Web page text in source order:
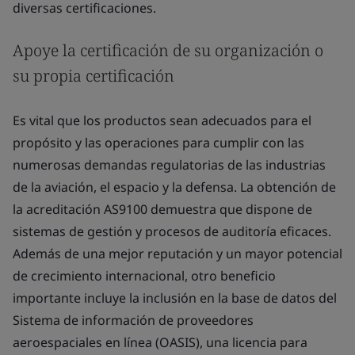
diversas certificaciones.
Apoye la certificación de su organización o
su propia certificación
Es vital que los productos sean adecuados para el
propósito y las operaciones para cumplir con las
numerosas demandas regulatorias de las industrias
de la aviación, el espacio y la defensa. La obtención de
la acreditación AS9100 demuestra que dispone de
sistemas de gestión y procesos de auditoría eficaces.
Además de una mejor reputación y un mayor potencial
de crecimiento internacional, otro beneficio
importante incluye la inclusión en la base de datos del
Sistema de información de proveedores
aeroespaciales en línea (OASIS), una licencia para